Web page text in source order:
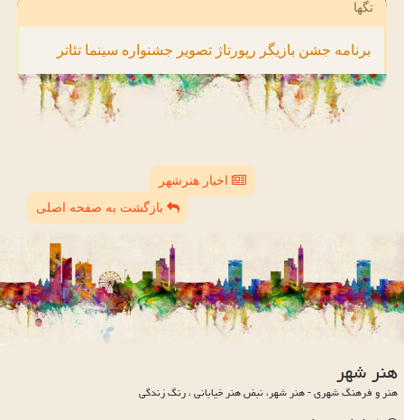
تگها
برنامه جشن بازیگر رپورتاژ تصویر جشنواره سینما تئاتر
اخبار هنرشهر
بازگشت به صفحه اصلی
هنر شهر
هنر و فرهنگ شهری - هنر شهر، نبض هنر خیابانی ، رنگ زندگی